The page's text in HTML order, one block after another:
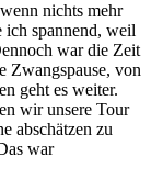
nichts mehr
spannend, weil
war die Zeit
Zwangspause, von
geht es weiter.
wir unsere Tour
abschätzen zu
war